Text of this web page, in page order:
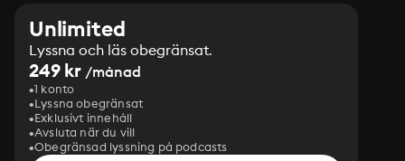
Unlimited
Lyssna och läs obegränsat.
249 kr /månad
1 konto
Lyssna obegränsat
Exklusivt innehåll
Avsluta när du vill
Obegränsad lyssning på podcasts